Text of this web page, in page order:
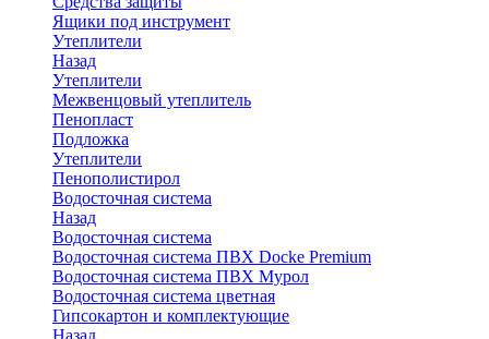
Ящики под инструмент
Утеплители
Назад
Утеплители
Межвенцовый утеплитель
Пенопласт
Подложка
Утеплители
Пенополистирол
Водосточная система
Назад
Водосточная система
Водосточная система ПВХ Docke Premium
Водосточная система ПВХ Мурол
Водосточная система цветная
Гипсокартон и комплектующие
Назад